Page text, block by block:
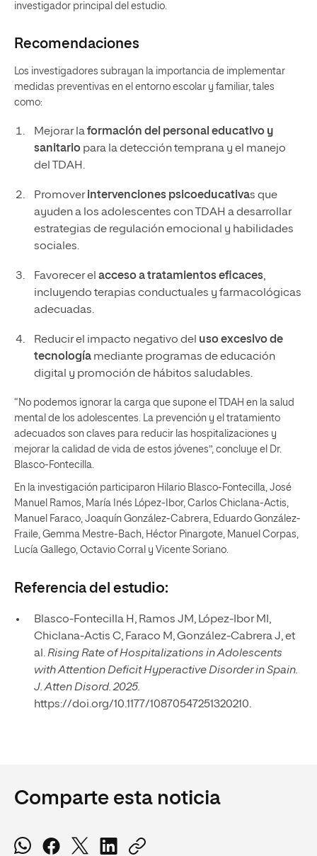
investigador principal del estudio.
Recomendaciones
Los investigadores subrayan la importancia de implementar
medidas preventivas en el entorno escolar y familiar, tales
como:
Mejorar laformación del personal educativo y
sanitariopara la detección temprana y el manejo
del TDAH.
Promoverintervenciones psicoeducativas que
ayuden a los adolescentes con TDAH a desarrollar
estrategias de regulación emocional y habilidades
sociales.
Favorecer el acceso a tratamientos eficaces,
incluyendo terapias conductuales y farmacológicas
adecuadas.
Reducir el impacto negativo del uso excesivo de
tecnologíamediante programas de educación
digital y promoción de hábitos saludables.
“No podemos ignorar la carga que supone el TDAH en la salud
mental de los adolescentes. La prevención y el tratamiento
adecuados son claves para reducir las hospitalizaciones y
mejorar la calidad de vida de estos jóvenes”, concluye el Dr.
Blasco-Fontecilla.
En la investigación participaron Hilario Blasco-Fontecilla, José
Manuel Ramos, María Inés López-Ibor, Carlos Chiclana-Actis,
Manuel Faraco, Joaquín González-Cabrera, Eduardo González-
Fraile, Gemma Mestre-Bach, Héctor Pinargote, Manuel Corpas,
Lucía Gallego, Octavio Corral y Vicente Soriano.
Referencia del estudio:
Blasco-Fontecilla H, Ramos JM, López-Ibor MI,
Chiclana-Actis C, Faraco M, González-Cabrera J, et
al.Rising Rate of Hospitalizations in Adolescents
with Attention Deficit Hyperactive Disorder in Spain.
J. Atten Disord. 2025.
https://doi.org/10.1177/10870547251320210.
Comparte esta noticia